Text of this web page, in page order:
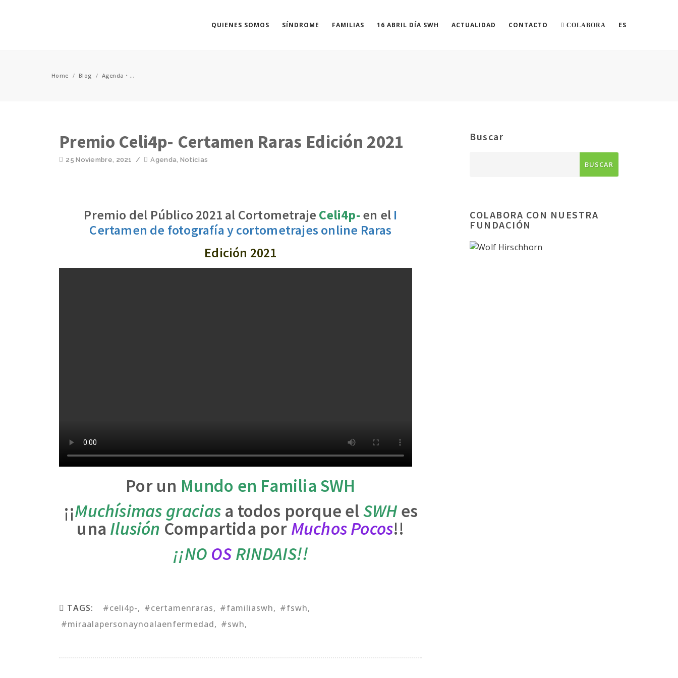
QUIENES SOMOS SÍNDROME FAMILIAS 16 ABRIL DÍA SWH ACTUALIDAD CONTACTO COLABORA ES
Home / Blog / Agenda • ...
Premio Celi4p- Certamen Raras Edición 2021
25 Noviembre, 2021 / Agenda, Noticias
Premio del Público 2021 al Cortometraje Celi4p- en el I
Certamen de fotografía y cortometrajes online Raras
Edición 2021
Por un Mundo en Familia SWH
¡¡Muchísimas gracias a todos porque el SWHes
una Ilusión Compartida por MuchosPocos!!
¡¡NO OS RINDAIS!!
TAGS: #celi4p- #certamenraras #familiaswh
#fswh
#miraalapersonaynoalaenfermedad
#swh
Buscar
COLABORA CON NUESTRA
FUNDACIÓN